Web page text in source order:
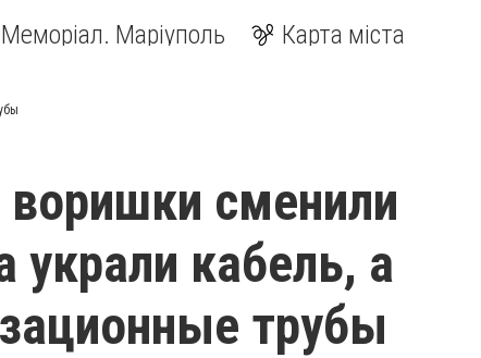
Меморіал. Маріуполь Карта міста
сменили
украли кабель, а
трубы